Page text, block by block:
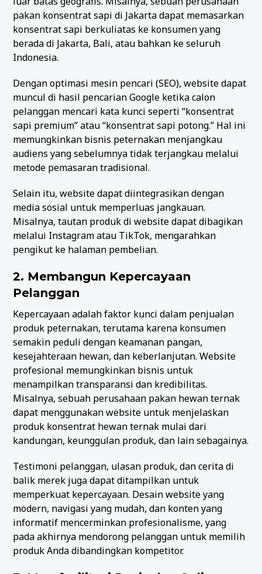
pakan konsentrat sapi di Jakarta dapat memasarkan
konsentrat sapi berkuliatas ke konsumen yang
berada di Jakarta, Bali, atau bahkan ke seluruh
Indonesia.
Dengan optimasi mesin pencari (SEO), website dapat
muncul di hasil pencarian Google ketika calon
pelanggan mencari kata kunci seperti “konsentrat
sapi premium” atau “konsentrat sapi potong.” Hal ini
memungkinkan bisnis peternakan menjangkau
audiens yang sebelumnya tidak terjangkau melalui
metode pemasaran tradisional.
Selain itu, website dapat diintegrasikan dengan
media sosial untuk memperluas jangkauan.
Misalnya, tautan produk di website dapat dibagikan
melalui Instagram atau TikTok, mengarahkan
pengikut ke halaman pembelian.
2. Membangun Kepercayaan
Pelanggan
Kepercayaan adalah faktor kunci dalam penjualan
produk peternakan, terutama karena konsumen
semakin peduli dengan keamanan pangan,
kesejahteraan hewan, dan keberlanjutan. Website
profesional memungkinkan bisnis untuk
menampilkan transparansi dan kredibilitas.
Misalnya, sebuah perusahaan pakan hewan ternak
dapat menggunakan website untuk menjelaskan
produk konsentrat hewan ternak mulai dari
kandungan, keunggulan produk, dan lain sebagainya.
Testimoni pelanggan, ulasan produk, dan cerita di
balik merek juga dapat ditampilkan untuk
memperkuat kepercayaan. Desain website yang
modern, navigasi yang mudah, dan konten yang
informatif mencerminkan profesionalisme, yang
pada akhirnya mendorong pelanggan untuk memilih
produk Anda dibandingkan kompetitor.